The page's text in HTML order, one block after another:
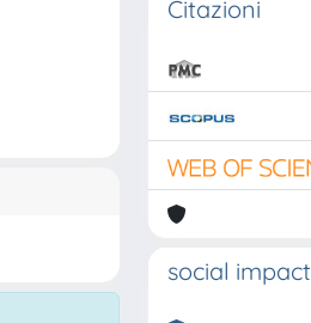
Citazioni
social impact